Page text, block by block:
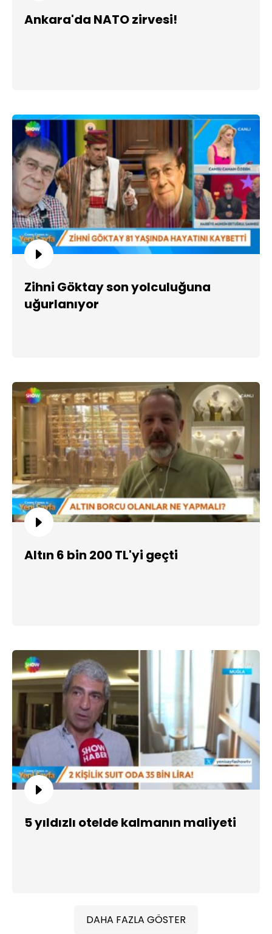
Ankara'da NATO zirvesi!
Zihni Göktay son yolculuğuna
uğurlanıyor
Altın 6 bin 200 TL'yi geçti
5 yıldızlı otelde kalmanın maliyeti
DAHA FAZLA GÖSTER